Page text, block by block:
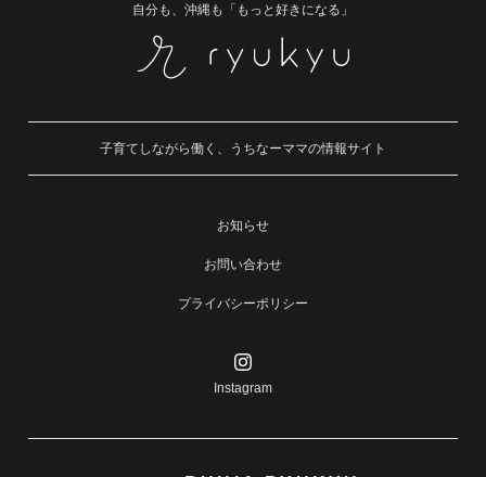
自分も、沖縄も「もっと好きになる」
子育てしながら働く、うちなーママの情報サイト
お知らせ
お問い合わせ
プライバシーポリシー
Instagram